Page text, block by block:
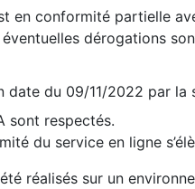
en conformité partielle
dérogations
date du 09/11/2022 par
sont respectés.
du service en ligne
réalisés sur un